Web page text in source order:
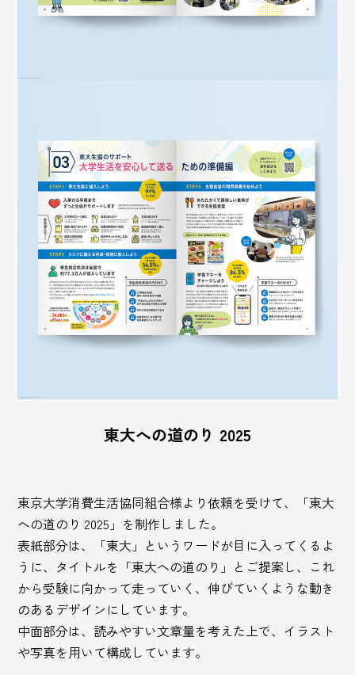
東大への道のり 2025
東京大学消費生活協同組合様より依頼を受けて、「東大
への道のり 2025」を制作しました。
表紙部分は、「東大」というワードが目に入ってくるよ
うに、タイトルを「東大への道のり」とご提案し、これ
から受験に向かって走っていく、伸びていくような動き
のあるデザインにしています。
中面部分は、読みやすい文章量を考えた上で、イラスト
や写真を用いて構成しています。